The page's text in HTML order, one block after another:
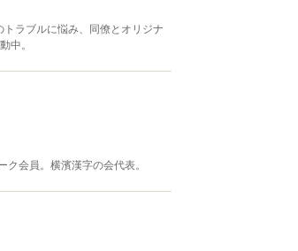
ラブルに悩み、同僚とオリジナ
中。
会員。横濱漢字の会代表。